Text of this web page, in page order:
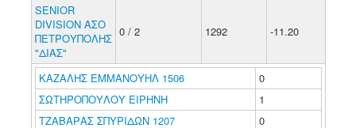
SENIOR
DIVISION ΑΣΟ
ΠΕΤΡΟΥΠΟΛΗΣ
"ΔΙΑΣ"
0 / 2 1292 -11.20
ΚΑΖΑΛΗΣ ΕΜΜΑΝΟΥΗΛ 1506
0
ΣΩΤΗΡΟΠΟΥΛΟΥ ΕΙΡΗΝΗ
1
ΤΖΑΒΑΡΑΣ ΣΠΥΡΙΔΩΝ 1207
0